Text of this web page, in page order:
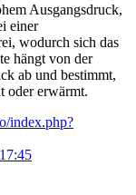
Ausgangsdruck,
einer
wodurch sich das
hängt von der
ab und bestimmt,
oder erwärmt.
index.php?